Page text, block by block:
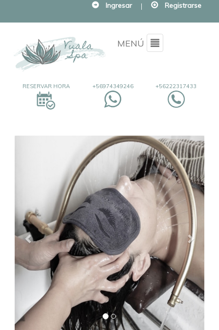
Ingresar | Registrarse
MENÚ Menu
+56222317433
+56974349246
RESERVAR HORA